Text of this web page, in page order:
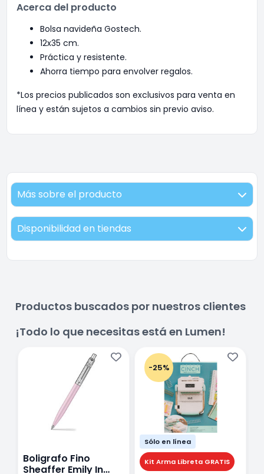
Acerca del producto
Bolsa navideña Gostech.
12x35 cm.
Práctica y resistente.
Ahorra tiempo para envolver regalos.
*Los precios publicados son exclusivos para venta en
línea y están sujetos a cambios sin previo aviso.
Más sobre el producto
Disponibilidad en tiendas
Productos buscados por nuestros clientes
¡Todo lo que necesitas está en Lumen!
Boligrafo Fino
Sheaffer Emily In
-25%
Sólo en línea
Kit Arma Libreta GRATIS